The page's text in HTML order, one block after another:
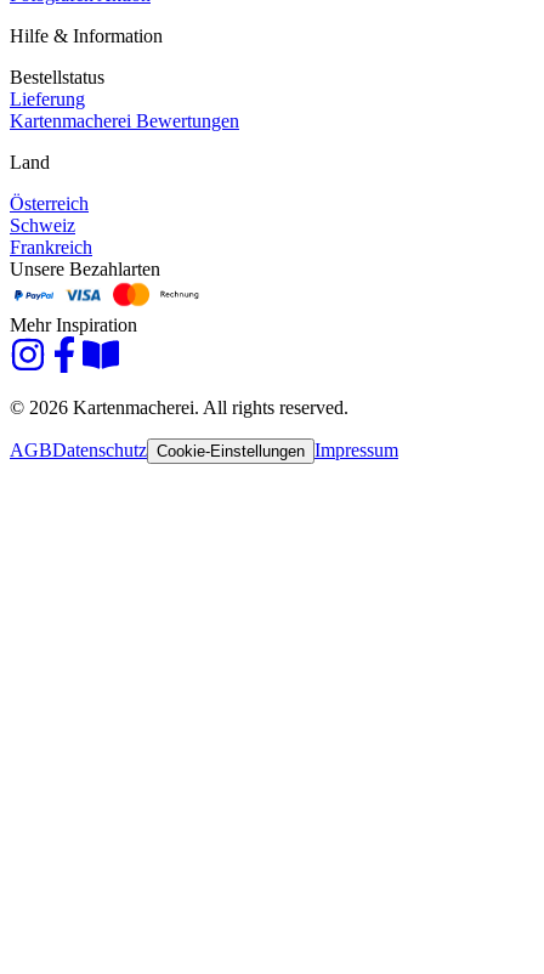
Hilfe & Information
Bestellstatus
Lieferung
Kartenmacherei Bewertungen
Land
Österreich
Schweiz
Frankreich
Unsere Bezahlarten
Mehr Inspiration
© 2026 Kartenmacherei. All rights reserved.
AGBDatenschutz Cookie-Einstellungen Impressum